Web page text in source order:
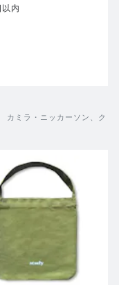
ィターでスタイリ
Nickerson）を特集
ようなファッショ
ものを形づくって
クター交代期とい
な瞬間である現代
ンの新クリエイテ
ルを用いて構成さ
現れる最初の身体
ある。無装飾で淡
たそれらは、制作
包している。
内
カミラ・ニッカーソン、ク